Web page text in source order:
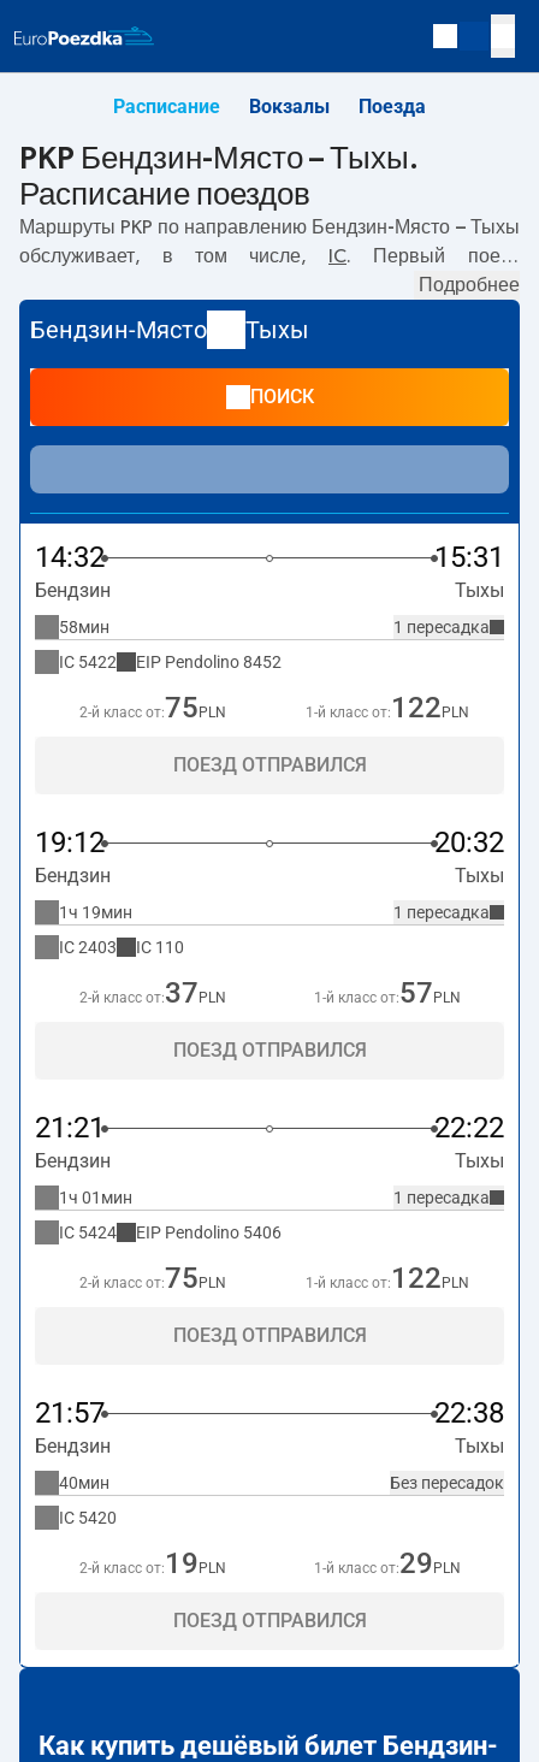
Расписание Вокзалы Поезда
PKP Бендзин-Място – Тыхы.
Расписание поездов
Маршруты PKP по направлению Бендзин-Място – Тыхы
обслуживает, в том числе,
IC. Первый поезд
с вокзала PKP Бендзин-Място.
Последний поезд до Тыхы отправляется в 21:57. По
маршруту Бендзин-Място –Тыхы
другие поезда:- предлагают более низкую цену билета
и, как правило, более долгое время в пути. Поезд
заканчивает маршрут на станции Тыхы.
Подробнее
Бендзин-Място Тыхы
ПОИСК
14:32 15:31
Бендзин Тыхы
1 пересадка
58мин
IC 5422 EIP Pendolino8452
2-й класс от:75 PLN 1-й класс от: 122 PLN
ПОЕЗД ОТПРАВИЛСЯ
19:12 20:32
Бендзин Тыхы
1 пересадка
1ч 19мин
IC2403 IC 110
2-й класс от:37 PLN 1-й класс от:57 PLN
ПОЕЗД ОТПРАВИЛСЯ
21:21 22:22
Бендзин Тыхы
1 пересадка
1ч 01мин
IC 5424 EIP Pendolino 5406
2-й класс от:75 PLN 1-й класс от: 122 PLN
ПОЕЗД ОТПРАВИЛСЯ
21:57 22:38
Бендзин Тыхы
Без пересадок
40мин
IC 5420
2-й класс от: 19 PLN 1-й класс от:29 PLN
ПОЕЗД ОТПРАВИЛСЯ
Как купить дешёвый билет Бендзин-